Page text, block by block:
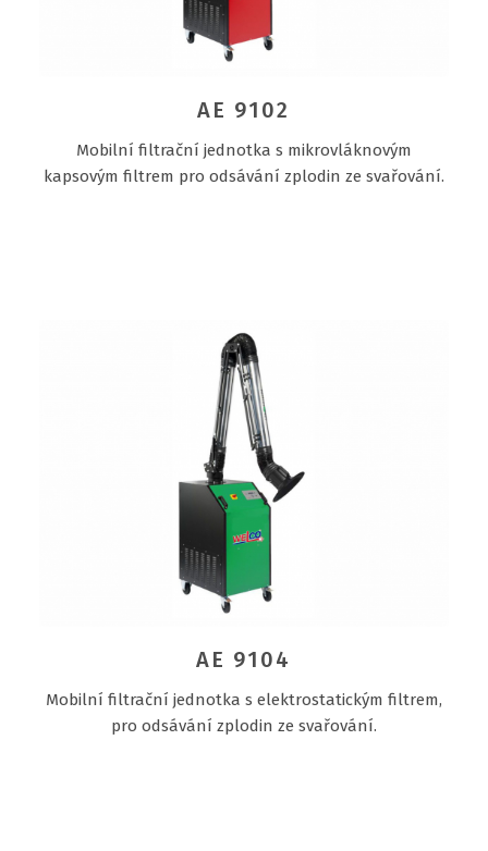
AE 9102
Mobilní filtrační jednotka s mikrovláknovým
kapsovým filtrem pro odsávání zplodin ze svařování.
AE 9104
Mobilní filtrační jednotka s elektrostatickým filtrem,
pro odsávání zplodin ze svařování.